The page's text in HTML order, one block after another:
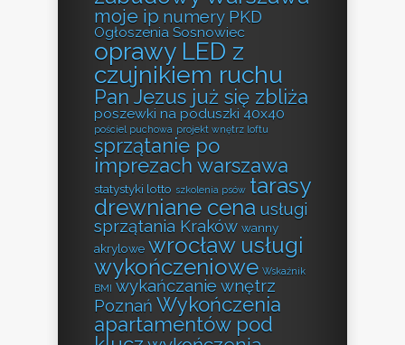
moje ip numery PKD
Ogłoszenia Sosnowiec
oprawy LED z
czujnikiem ruchu
Pan Jezus już się zbliża
poszewki na poduszki 40x40
pościel puchowa projekt wnętrz loftu
sprzątanie po
imprezach warszawa
statystyki lotto szkolenia psów tarasy
drewniane cena usługi
sprzątania Kraków wanny
akrylowe wrocław usługi
wykończeniowe Wskaźnik
BMI wykańczanie wnętrz
Poznań Wykończenia
apartamentów pod